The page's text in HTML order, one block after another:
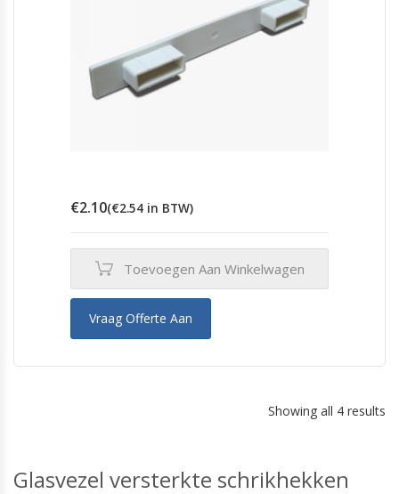
€2.10(€2.54 in BTW)
Toevoegen Aan Winkelwagen
Vraag Offerte Aan
Showing all 4 results
Glasvezel versterkte schrikhekken